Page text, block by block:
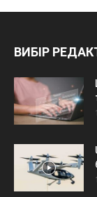
ВИБІР